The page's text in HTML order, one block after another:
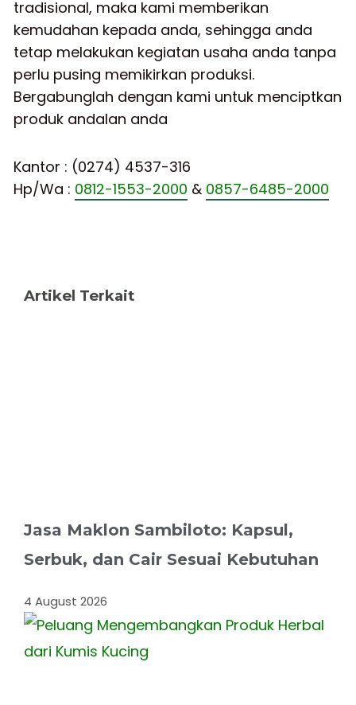
tradisional, maka kami memberikan
kemudahan kepada anda, sehingga anda
tetap melakukan kegiatan usaha anda tanpa
perlu pusing memikirkan produksi.
Bergabunglah dengan kami untuk menciptkan
produk andalan anda
Kantor : (0274) 4537-316
Hp/Wa : 0812-1553-2000 & 0857-6485-2000
Artikel Terkait
Jasa Maklon Sambiloto: Kapsul,
Serbuk, dan Cair Sesuai Kebutuhan
4 August 2026